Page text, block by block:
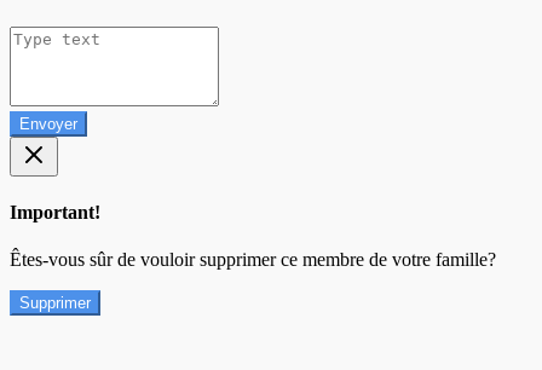
Envoyer
Important!
Êtes-vous sûr de vouloir supprimer ce membre de votre famille?
Supprimer